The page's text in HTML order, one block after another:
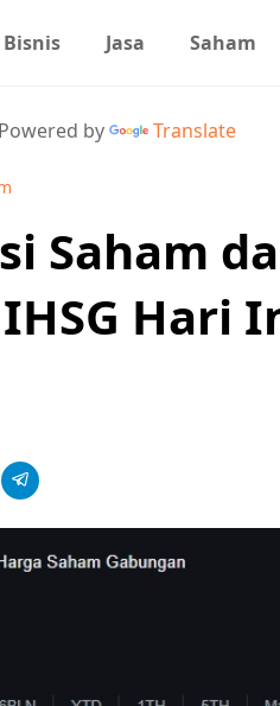
Bisnis Jasa Saham
Powered by Translate
Saham
Hari